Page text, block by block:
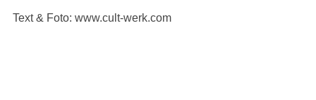
Text & Foto: www.cult-werk.com